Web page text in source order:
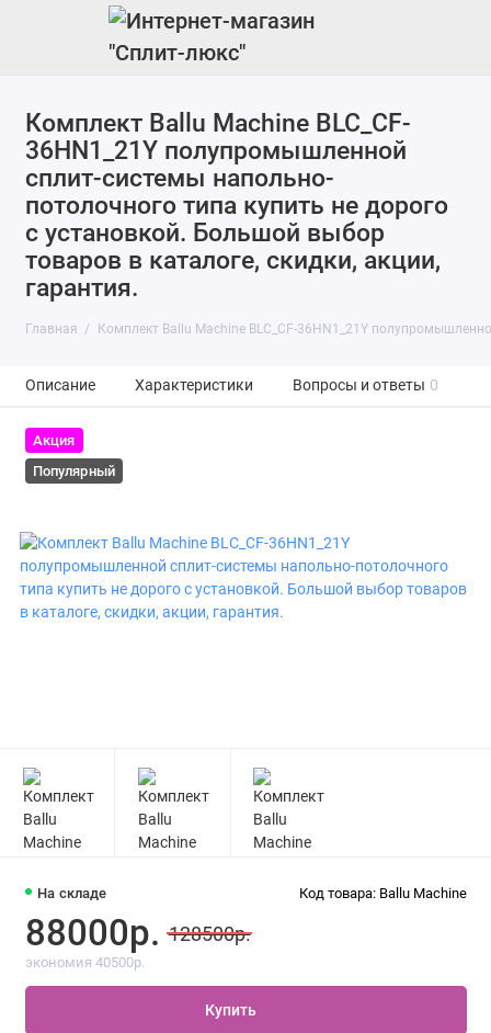
Комплект Ballu Machine BLC_CF-
36HN1_21Y полупромышленной
сплит-системы напольно-
потолочного типа купить не дорого
с установкой. Большой выбор
товаров в каталоге, скидки, акции,
гарантия.
Главная Комплект Ballu Machine BLC_CF-36HN1_21Y
Описание Характеристики Вопросы и ответы 0
Акция
Популярный
На складе Код товара: Ballu Machine
88000р. 128500р.
экономия 40500р.
Купить